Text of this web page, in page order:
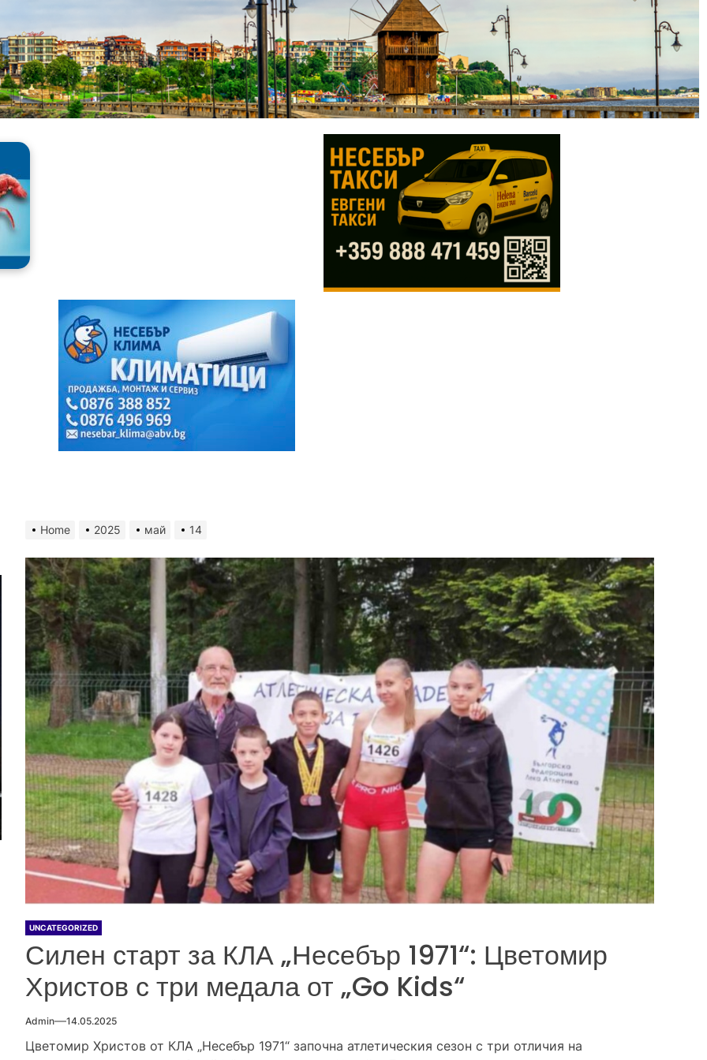
Home 2025 май 14
UNCATEGORIZED
Силен старт за КЛА „Несебър 1971“: Цветомир
Христов с три медала от „Go Kids“
Admin 14.05.2025
Цветомир Христов от КЛА „Несебър 1971“ започна атлетическия сезон с три отличия на